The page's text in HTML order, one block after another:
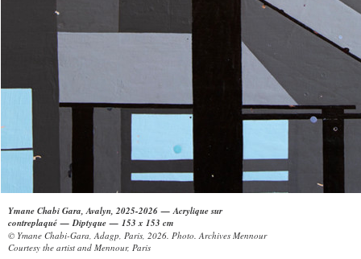
Ymane Chabi Gara, Avalyn, 2025-2026 — Acrylique sur
contreplaqué — Diptyque — 153 x 153 cm
© Ymane Chabi-Gara, Adagp, Paris, 2026. Photo. Archives Mennour
Courtesy the artist and Mennour, Paris